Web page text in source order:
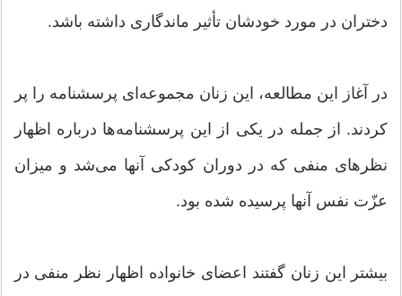
دختران در مورد خودشان تأثیر ماندگاری داشته باشد.
در آغاز این مطالعه، این زنان مجموعه‌ای پرسشنامه را پر
کردند. از جمله در یکی از این پرسشنامه‌ها درباره اظهار
نظرهای منفی که در دوران کودکی آنها می‌شد و میزان
عزّت نفس آنها پرسیده شده بود.
بیشتر این زنان گفتند اعضای خانواده اظهار نظر منفی در